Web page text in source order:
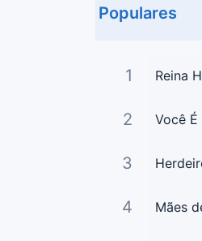
Populares
1 Reina
2 Você É
3
4 Mães